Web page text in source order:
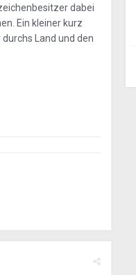
dabei
Ein kleiner kurz
Land und den